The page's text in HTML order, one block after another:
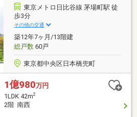
ス新都心 クラブ会員の特典】◆最優
％～ 豊富な提携ローン◆飲食店・ホ
・割引価格◆24時間365日 かけつけ
東京メトロ日比谷線 茅場町駅 徒
歩3分
その他の交通
築12年7ヶ月/13階建
総戸数60戸
東京都中央区日本橋兜町
1億980万円
1LDK 42m2
2階 南西